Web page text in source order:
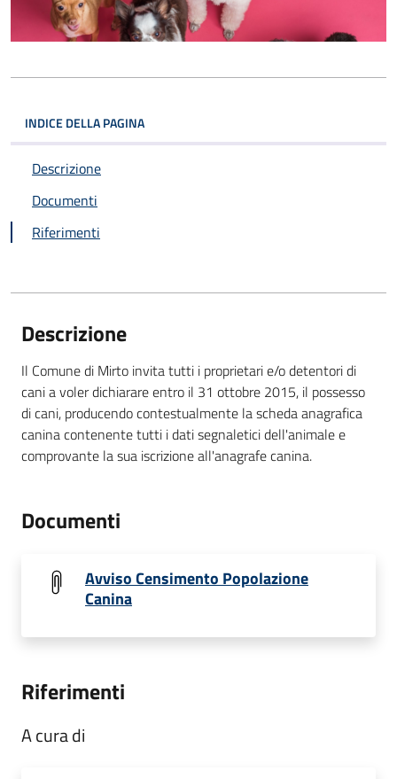
INDICE DELLA PAGINA
Descrizione
Documenti
Riferimenti
Descrizione
Il Comune di Mirto invita tutti i proprietari e/o detentori di
cani a voler dichiarare entro il 31 ottobre 2015, il possesso
di cani, producendo contestualmente la scheda anagrafica
canina contenente tutti i dati segnaletici dell'animale e
comprovante la sua iscrizione all'anagrafe canina.
Documenti
Avviso Censimento Popolazione
Canina
Riferimenti
A cura di